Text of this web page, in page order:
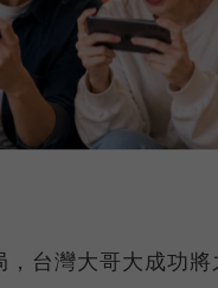
台灣大哥大成功將